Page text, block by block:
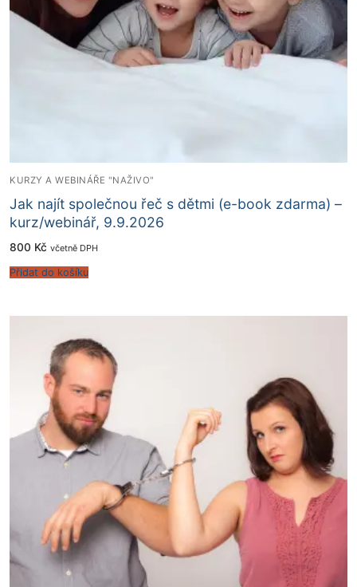
KURZY A WEBINÁŘE "NAŽIVO"
Jak najít společnou řeč s dětmi (e-book zdarma) –
kurz/webinář, 9.9.2026
800 Kč včetně DPH
Přidat do košíku